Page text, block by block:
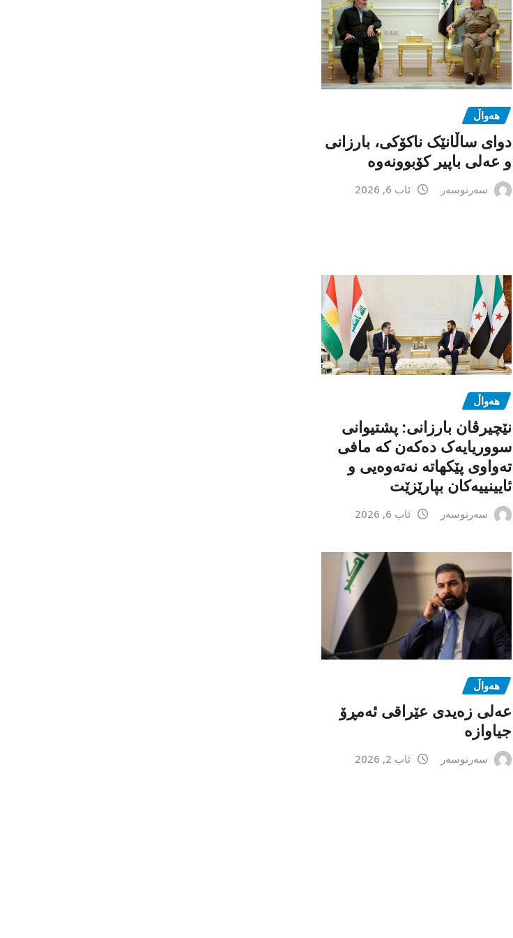
هەواڵ
دوای ساڵانێک ناکۆکی، بارزانی
و عەلی باپیر کۆبوونەوە
سەرنوسەر ئاب 6, 2026
هەواڵ
نێچیرڤان بارزانی: پشتیوانی
سووریایەک دەکەن کە مافی
تەواوی پێکهاتە نەتەوەیی و
ئایینییەکان بپارێزێت
سەرنوسەر ئاب 6, 2026
هەواڵ
عەلی زەیدی عێراقی ئەمڕۆ
جیاوازە
سەرنوسەر ئاب 2, 2026